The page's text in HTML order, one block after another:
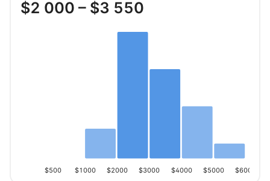
$2 000 – $3 550
$500 $1000 $2000 $3000 $4000 $5000 $6000